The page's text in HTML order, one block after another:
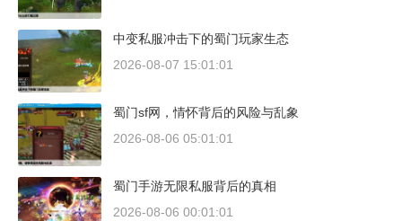
中变私服冲击下的蜀门玩家生态
2026-08-07 15:01:01
蜀门sf网，情怀背后的风险与乱象
2026-08-06 05:01:01
蜀门手游无限私服背后的真相
2026-08-06 00:01:01